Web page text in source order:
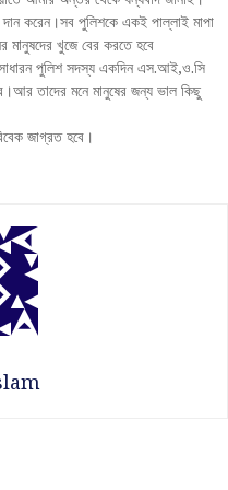
করেন।সব পুলিশকে একই পাল্লাই মাপা
মানুষদের খুজে বের করতে হবে
পুলিশ সদস্য একদিন এস.আই,ও.সি
তাদের মনে মানুষের জন্য ভাল কিছু
জাগ্রত হবে।